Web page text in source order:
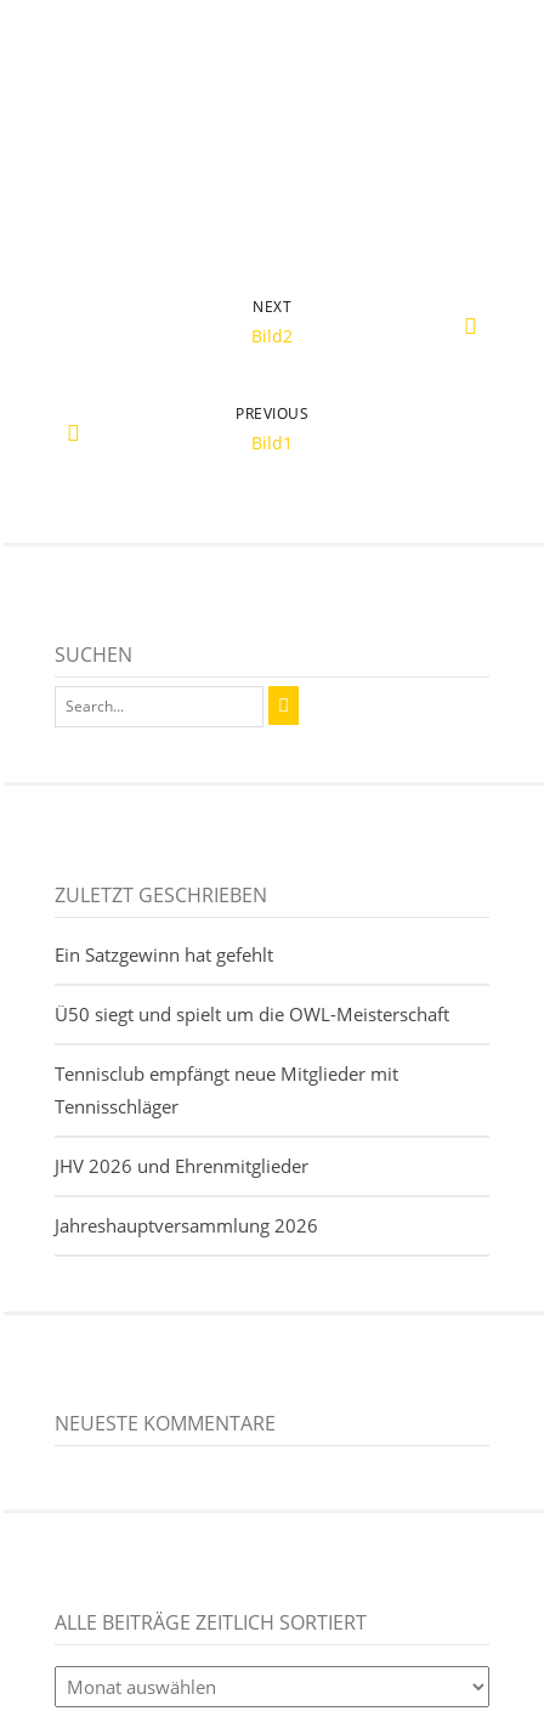
NEXT
Bild2
PREVIOUS
Bild1
SUCHEN
ZULETZT GESCHRIEBEN
Ein Satzgewinn hat gefehlt
Ü50 siegt und spielt um die OWL-Meisterschaft
Tennisclub empfängt neue Mitglieder mit
Tennisschläger
JHV 2026 und Ehrenmitglieder
Jahreshauptversammlung 2026
NEUESTE KOMMENTARE
ALLE BEITRÄGE ZEITLICH SORTIERT
alle
Beiträge
zeitlich